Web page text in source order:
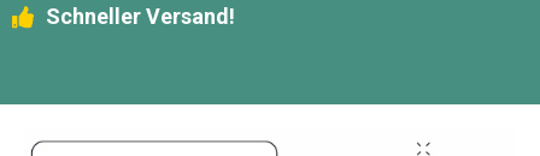
Schneller Versand!